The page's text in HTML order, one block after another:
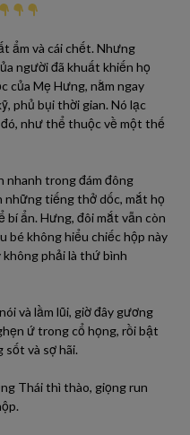
ẩm và cái chết. Nhưng
người đã khuất khiến họ
của Mẹ Hưng, nằm ngay
phủ bụi thời gian. Nó lạc
như thể thuộc về một thế
nhanh trong đám đông
những tiếng thở dốc, mắt họ
bí ẩn. Hưng, đôi mắt vẫn còn
bé không hiểu chiếc hộp này
không phải là thứ bình
và lầm lũi, giờ đây gương
ứ trong cổ họng, rồi bật
sốt và sợ hãi.
Thái thì thào, giọng run